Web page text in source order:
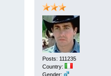
Posts: 111235
Country:
Gender: